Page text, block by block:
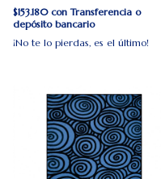
$153.180 con Transferencia o
depósito bancario
¡No te lo pierdas, es el último!